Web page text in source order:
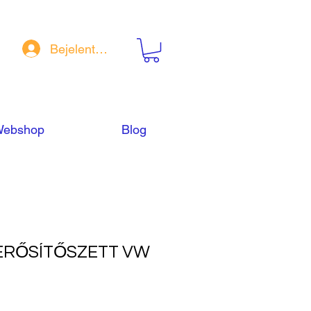
Bejelentkezés
Blog
VW